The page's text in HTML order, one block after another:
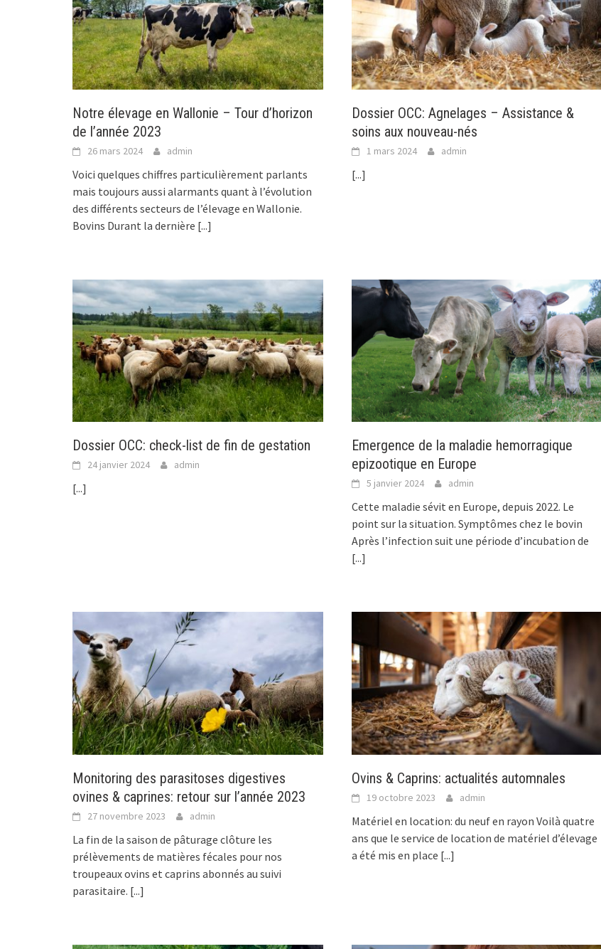
Notre élevage en Wallonie – Tour d’horizon
de l’année 2023
26 mars 2024 admin
Voici quelques chiffres particulièrement parlants
mais toujours aussi alarmants quant à l’évolution
des différents secteurs de l’élevage en Wallonie.
Bovins Durant la dernière [...]
Dossier OCC: Agnelages – Assistance &
soins aux nouveau-nés
1 mars 2024 admin
[...]
Dossier OCC: check-list de fin de gestation
24 janvier 2024 admin
[...]
Emergence de la maladie hemorragique
epizootique en Europe
5 janvier 2024 admin
Cette maladie sévit en Europe, depuis 2022. Le
point sur la situation. Symptômes chez le bovin
Après l’infection suit une période d’incubation de
[...]
Monitoring des parasitoses digestives
ovines & caprines: retour sur l’année 2023
27 novembre 2023 admin
La fin de la saison de pâturage clôture les
prélèvements de matières fécales pour nos
troupeaux ovins et caprins abonnés au suivi
parasitaire. [...]
Ovins & Caprins: actualités automnales
19 octobre 2023 admin
Matériel en location: du neuf en rayon Voilà quatre
ans que le service de location de matériel d’élevage
a été mis en place [...]